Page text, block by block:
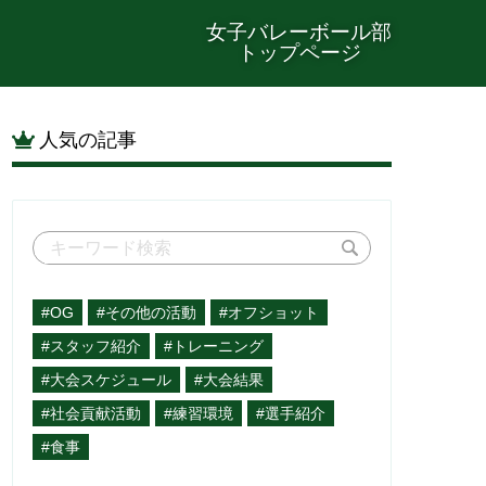
女子バレーボール部
トップページ
人気の記事
#OG #その他の活動
#オフショット
#スタッフ紹介
#トレーニング
#大会スケジュール
#大会結果
#社会貢献活動
#練習環境
#選手紹介
#食事